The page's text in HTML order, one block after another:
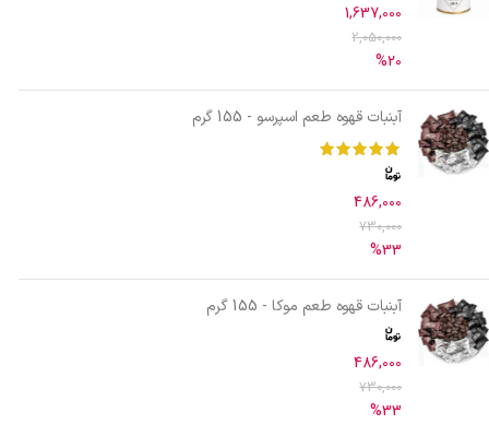
1,637,000
2,050,000
%20
آبنبات قهوه طعم اسپرسو - 155 گرم
486,000
730,000
%33
آبنبات قهوه طعم موکا - 155 گرم
486,000
730,000
%33